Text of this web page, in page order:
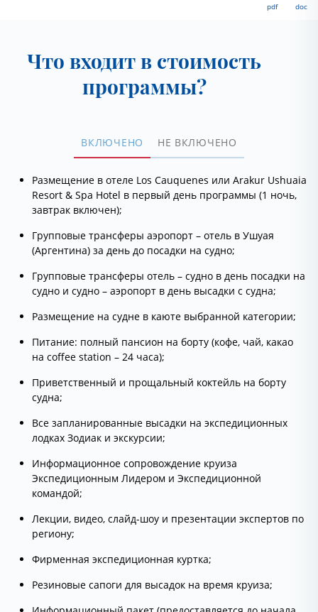
pdf doc
Что входит в стоимость
программы?
ВКЛЮЧЕНО НЕ ВКЛЮЧЕНО
Размещение в отеле Los Cauquenes или Arakur Ushuaia
Resort & Spa Hotel в первый день программы (1 ночь,
завтрак включен);
Групповые трансферы аэропорт – отель в Ушуая
(Аргентина) за день до посадки на судно;
Групповые трансферы отель – судно в день посадки на
судно и судно – аэропорт в день высадки с судна;
Размещение на судне в каюте выбранной категории;
Питание: полный пансион на борту (кофе, чай, какао
на coffee station – 24 часа);
Приветственный и прощальный коктейль на борту
судна;
Все запланированные высадки на экспедиционных
лодках Зодиак и экскурсии;
Информационное сопровождение круиза
Экспедиционным Лидером и Экспедиционной
командой;
Лекции, видео, слайд-шоу и презентации экспертов по
региону;
Фирменная экспедиционная куртка;
Резиновые сапоги для высадок на время круиза;